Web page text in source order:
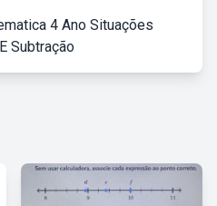
4 Ano Situações
Subtração